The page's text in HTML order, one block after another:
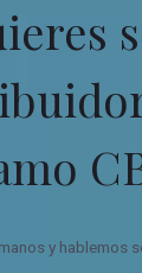
y hablemos